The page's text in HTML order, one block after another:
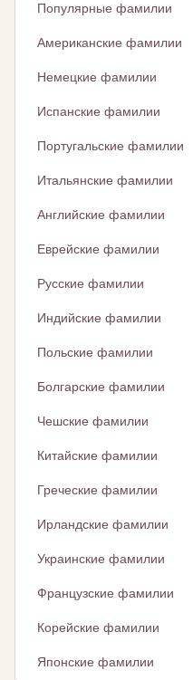
Популярные фамилии
Американские фамилии
Немецкие фамилии
Испанские фамилии
Португальские фамилии
Итальянские фамилии
Английские фамилии
Еврейские фамилии
Русские фамилии
Индийские фамилии
Польские фамилии
Болгарские фамилии
Чешские фамилии
Китайские фамилии
Греческие фамилии
Ирландские фамилии
Украинские фамилии
Французские фамилии
Корейские фамилии
Японские фамилии